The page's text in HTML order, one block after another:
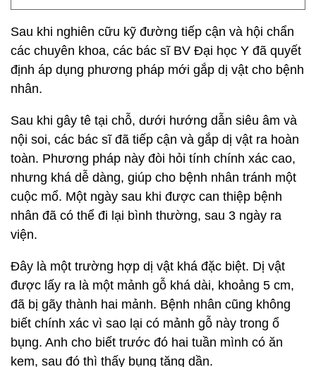
Sau khi nghiên cữu kỹ đường tiếp cận và hội chẩn
các chuyên khoa, các bác sĩ BV Đại học Y đã quyết
định áp dụng phương pháp mới gắp dị vật cho bệnh
nhân.
Sau khi gây tê tại chỗ, dưới hướng dẫn siêu âm và
nội soi, các bác sĩ đã tiếp cận và gắp dị vật ra hoàn
toàn. Phương pháp này đòi hỏi tính chính xác cao,
nhưng khá dễ dàng, giúp cho bệnh nhân tránh một
cuộc mổ. Một ngày sau khi được can thiệp bệnh
nhân đã có thể đi lại bình thường, sau 3 ngày ra
viện.
Đây là một trường hợp dị vật khá đặc biệt. Dị vật
được lấy ra là một mảnh gỗ khá dài, khoảng 5 cm,
đã bị gãy thành hai mảnh. Bệnh nhân cũng không
biết chính xác vì sao lại có mảnh gỗ này trong ổ
bụng. Anh cho biết trước đó hai tuần mình có ăn
kem, sau đó thì thấy bụng tăng dần.